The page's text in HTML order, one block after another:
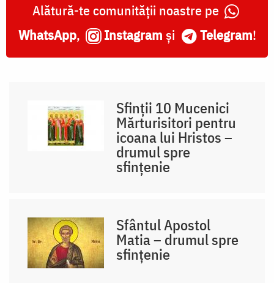
Alătură-te comunității noastre pe
WhatsApp, Instagram și Telegram!
Sfinții 10 Mucenici
Mărturisitori pentru
icoana lui Hristos –
drumul spre
sfințenie
Sfântul Apostol
Matia – drumul spre
sfințenie